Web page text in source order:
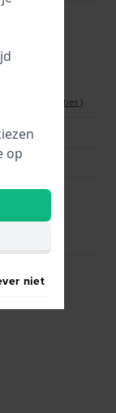
Bekijk specificaties )
On-Chip)
op
niet